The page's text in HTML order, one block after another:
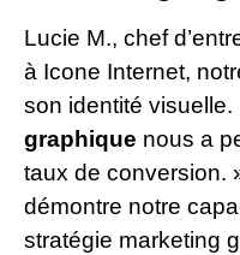
Lucie M., chef
à Icone Internet,
son identité
graphique nous a
taux de conversion.
démontre notre
stratégie marketing